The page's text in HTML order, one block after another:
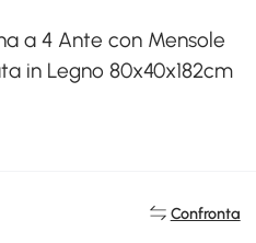
a 4 Ante con Mensole
in Legno 80x40x182cm
Confronta